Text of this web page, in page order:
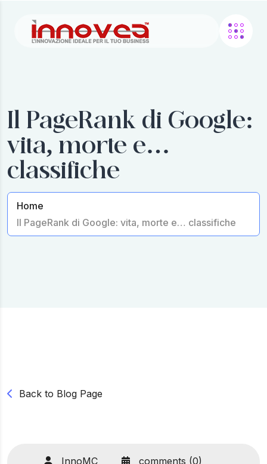
Il PageRank di Google:
vita, morte e…
classifiche
Home
Il PageRank di Google: vita, morte e… classifiche
Back to Blog Page
InnoMC
comments (0)